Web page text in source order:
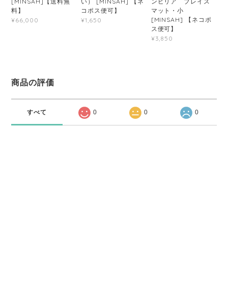
料】
¥66,000
コポス便可】
¥1,650
マット・小
[MINSAH] 【ネコポ
ス便可】
¥3,850
商品の評価
すべて 0 0 0